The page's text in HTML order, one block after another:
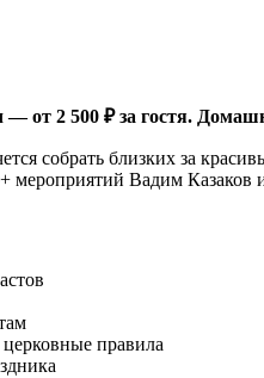
от 2 500 ₽ за гостя.
собрать близких за
Вадим Казаков
правила